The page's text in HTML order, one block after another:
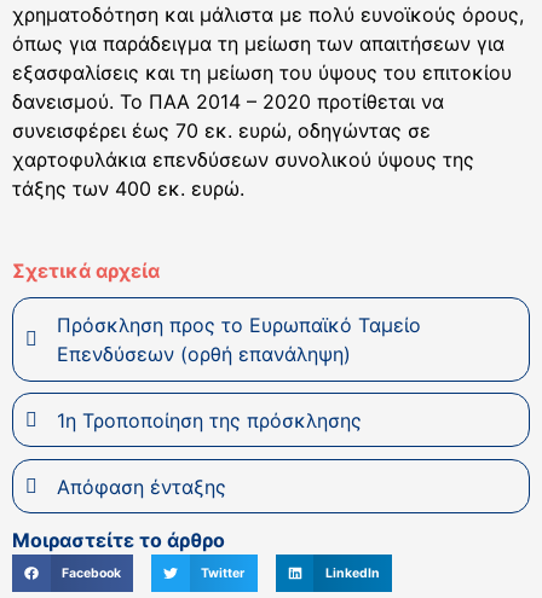
χρηματοδότηση και μάλιστα με πολύ ευνοϊκούς όρους,
όπως για παράδειγμα τη μείωση των απαιτήσεων για
εξασφαλίσεις και τη μείωση του ύψους του επιτοκίου
δανεισμού. Το ΠΑΑ 2014 – 2020 προτίθεται να
συνεισφέρει έως 70 εκ. ευρώ, οδηγώντας σε
χαρτοφυλάκια επενδύσεων συνολικού ύψους της
τάξης των 400 εκ. ευρώ.
Σχετικά αρχεία
Πρόσκληση προς το Ευρωπαϊκό Ταμείο
Επενδύσεων (ορθή επανάληψη)
1η Τροποποίηση της πρόσκλησης
Απόφαση ένταξης
Μοιραστείτε το άρθρο
Facebook Twitter LinkedIn